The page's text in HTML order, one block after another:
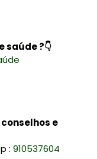
saúde ?👇
e
: 910537604